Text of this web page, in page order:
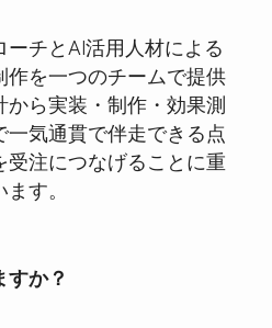
ーチとAI活用人材による
作を一つのチームで提供
から実装・制作・効果測
一気通貫で伴走できる点
受注につなげることに重
す。
か？